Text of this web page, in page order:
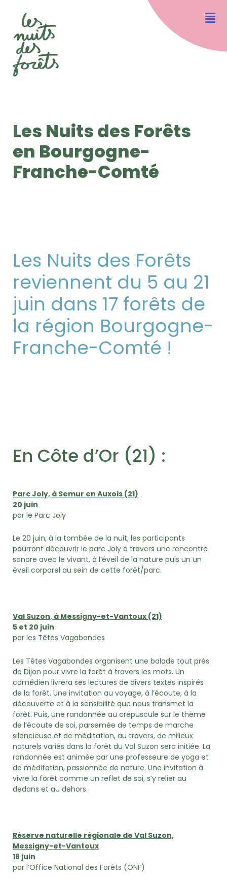
Les Nuits des Forêts
en Bourgogne-
Franche-Comté
Les Nuits des Forêts
reviennent du 5 au 21
juin dans 17 forêts de
la région Bourgogne-
Franche-Comté !
En Côte d’Or (21) :
Parc Joly, à Semur en Auxois (21)
20 juin
par le Parc Joly
Le 20 juin, à la tombée de la nuit, les participants
pourront découvrir le parc Joly à travers une rencontre
sonore avec le vivant, à l’éveil de la nature puis un un
éveil corporel au sein de cette forêt/parc.
Val Suzon, à Messigny-et-Vantoux (21)
5 et 20 juin
par les Têtes Vagabondes
Les Têtes Vagabondes organisent une balade tout près
de Dijon pour vivre la forêt à travers les mots. Un
comédien livrera ses lectures de divers textes inspirés
de la forêt. Une invitation au voyage, à l’écoute, à la
découverte et à la sensibilité que nous transmet la
forêt. Puis, une randonnée au crépuscule sur le thème
de l’écoute de soi, parsemée de temps de marche
silencieuse et de méditation, au travers, de milieux
naturels variés dans la forêt du Val Suzon sera initiée. La
randonnée est animée par une professeure de yoga et
de méditation, passionnée de nature. Une invitation à
vivre la forêt comme un reflet de soi, s’y relier au
dedans et au dehors.
Réserve naturelle régionale de Val Suzon,
Messigny-et-Vantoux
18 juin
par l’Office National des Forêts (ONF)